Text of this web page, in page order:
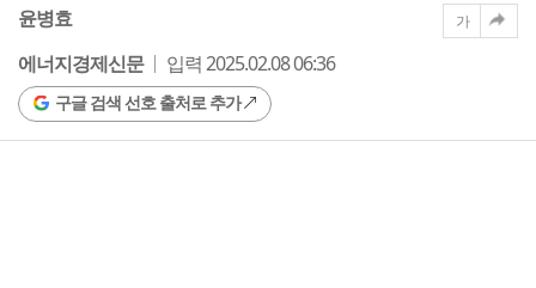
윤병효
에너지경제신문
입력 2025.02.08 06:36
구글 검색 선호 출처로 추가
가